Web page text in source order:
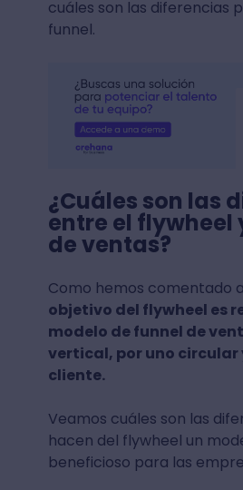
cuáles son las diferencias
funnel.
¿Cuáles son las
entre el flywheel
de ventas?
Como hemos comentado
objetivo del flywheel es
modelo de funnel de
vertical, por uno circular
cliente.
Veamos cuáles son las
hacen del flywheel un
beneficioso para las